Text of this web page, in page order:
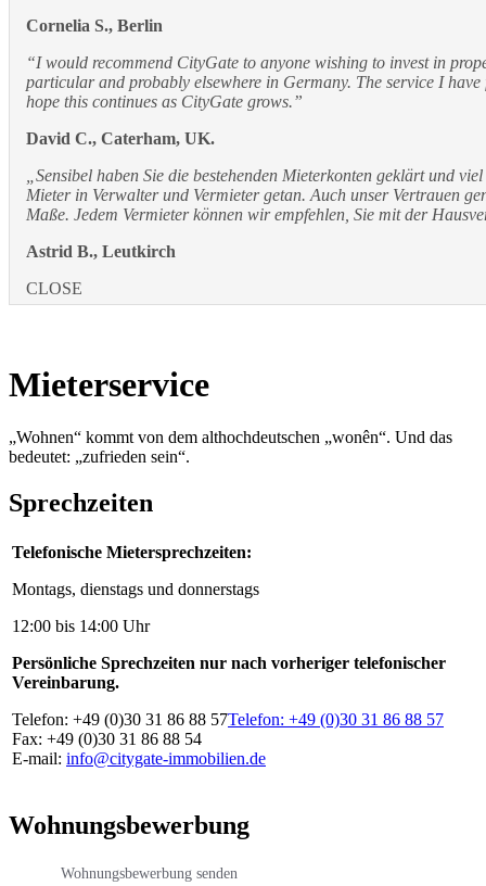
Cornelia S., Berlin
“I would recommend CityGate to anyone wishing to invest in
particular and probably elsewhere in Germany. The service I
hope this continues as CityGate grows.”
David C., Caterham, UK.
„Sensibel haben Sie die bestehenden Mieterkonten geklärt und
Mieter in Verwalter und Vermieter getan. Auch unser Vertrauen
Maße. Jedem Vermieter können wir empfehlen, Sie mit der
Astrid B., Leutkirch
CLOSE
Mieterservice
„Wohnen“ kommt von dem althochdeutschen „wonên“. Und das
bedeutet: „zufrieden sein“.
Sprechzeiten
Telefonische Mietersprechzeiten:
Montags, dienstags und donnerstags
12:00 bis 14:00 Uhr
Persönliche Sprechzeiten nur nach vorheriger telefonischer
Vereinbarung.
Telefon: +49 (0)30 31 86 88 57Telefon: +49 (0)30 31 86 88 57
Fax: +49 (0)30 31 86 88 54
E-mail: info@citygate-immobilien.de
Wohnungsbewerbung
Wohnungsbewerbung senden